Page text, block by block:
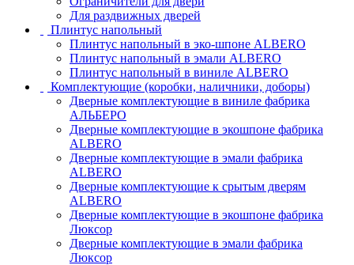
Для раздвижных дверей
Плинтус напольный
Плинтус напольный в эко-шпоне ALBERO
Плинтус напольный в эмали ALBERO
Плинтус напольный в виниле ALBERO
Комплектующие (коробки, наличники, доборы)
Дверные комплектующие в виниле фабрика
АЛЬБЕРО
Дверные комплектующие в экошпоне фабрика
ALBERO
Дверные комплектующие в эмали фабрика
ALBERO
Дверные комплектующие к срытым дверям
ALBERO
Дверные комплектующие в экошпоне фабрика
Люксор
Дверные комплектующие в эмали фабрика
Люксор